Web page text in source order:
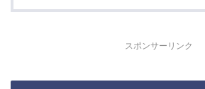
スポンサーリンク